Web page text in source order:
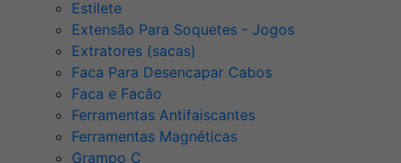
Estilete
Extensão Para Soquetes - Jogos
Extratores (sacas)
Faca Para Desencapar Cabos
Faca e Facão
Ferramentas Antifaiscantes
Ferramentas Magnéticas
Grampo C